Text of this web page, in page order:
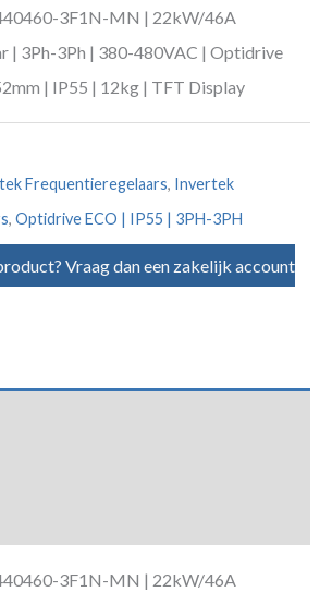
3F1N-MN | 22kW/46A
| 3Ph-3Ph | 380-480VAC | Optidrive
| IP55 | 12kg | TFT Display
Frequentieregelaars, Invertek
, Optidrive ECO | IP55 | 3PH-3PH
Vraag dan een zakelijk account
3F1N-MN | 22kW/46A